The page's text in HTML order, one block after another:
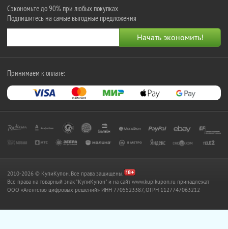
Сэкономьте до 90% при любых покупках
Подпишитесь на самые выгодные предложения
Принимаем к оплате:
2010-2026 © КупиКупон. Все права защищены.
Все права на товарный знак "КупиКупон" и на сайт www.kupikupon.ru принадлежат
OOO «Агентство цифровых решений» ИНН 7705523387, ОГРН 1127747063212